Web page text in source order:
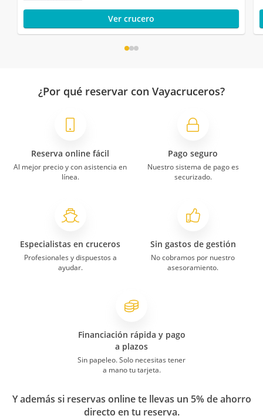
Ver crucero
¿Por qué reservar con Vayacruceros?
Reserva online fácil
Al mejor precio y con asistencia en
línea.
Pago seguro
Nuestro sistema de pago es
securizado.
Especialistas en cruceros
Profesionales y dispuestos a
ayudar.
Sin gastos de gestión
No cobramos por nuestro
asesoramiento.
Financiación rápida y pago
a plazos
Sin papeleo. Solo necesitas tener
a mano tu tarjeta.
Y además si reservas online te llevas un 5% de ahorro
directo en tu reserva.